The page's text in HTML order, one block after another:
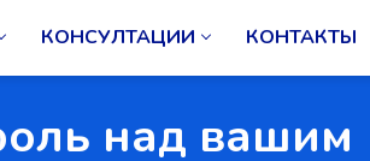
КОНСУЛТАЦИИ КОНТАКТЫ
над вашим